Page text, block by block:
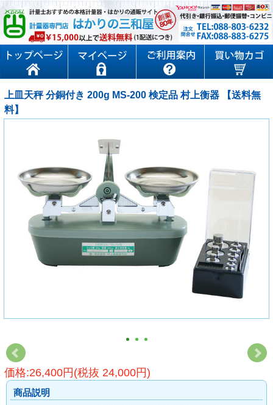
上皿天秤 分銅付き 200g MS-200 検定品 村上衡器 【送料無
料】
価格:26,400円(税抜 24,000円)
商品説明